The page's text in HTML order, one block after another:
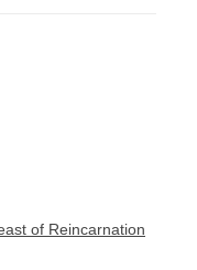
of Reincarnation